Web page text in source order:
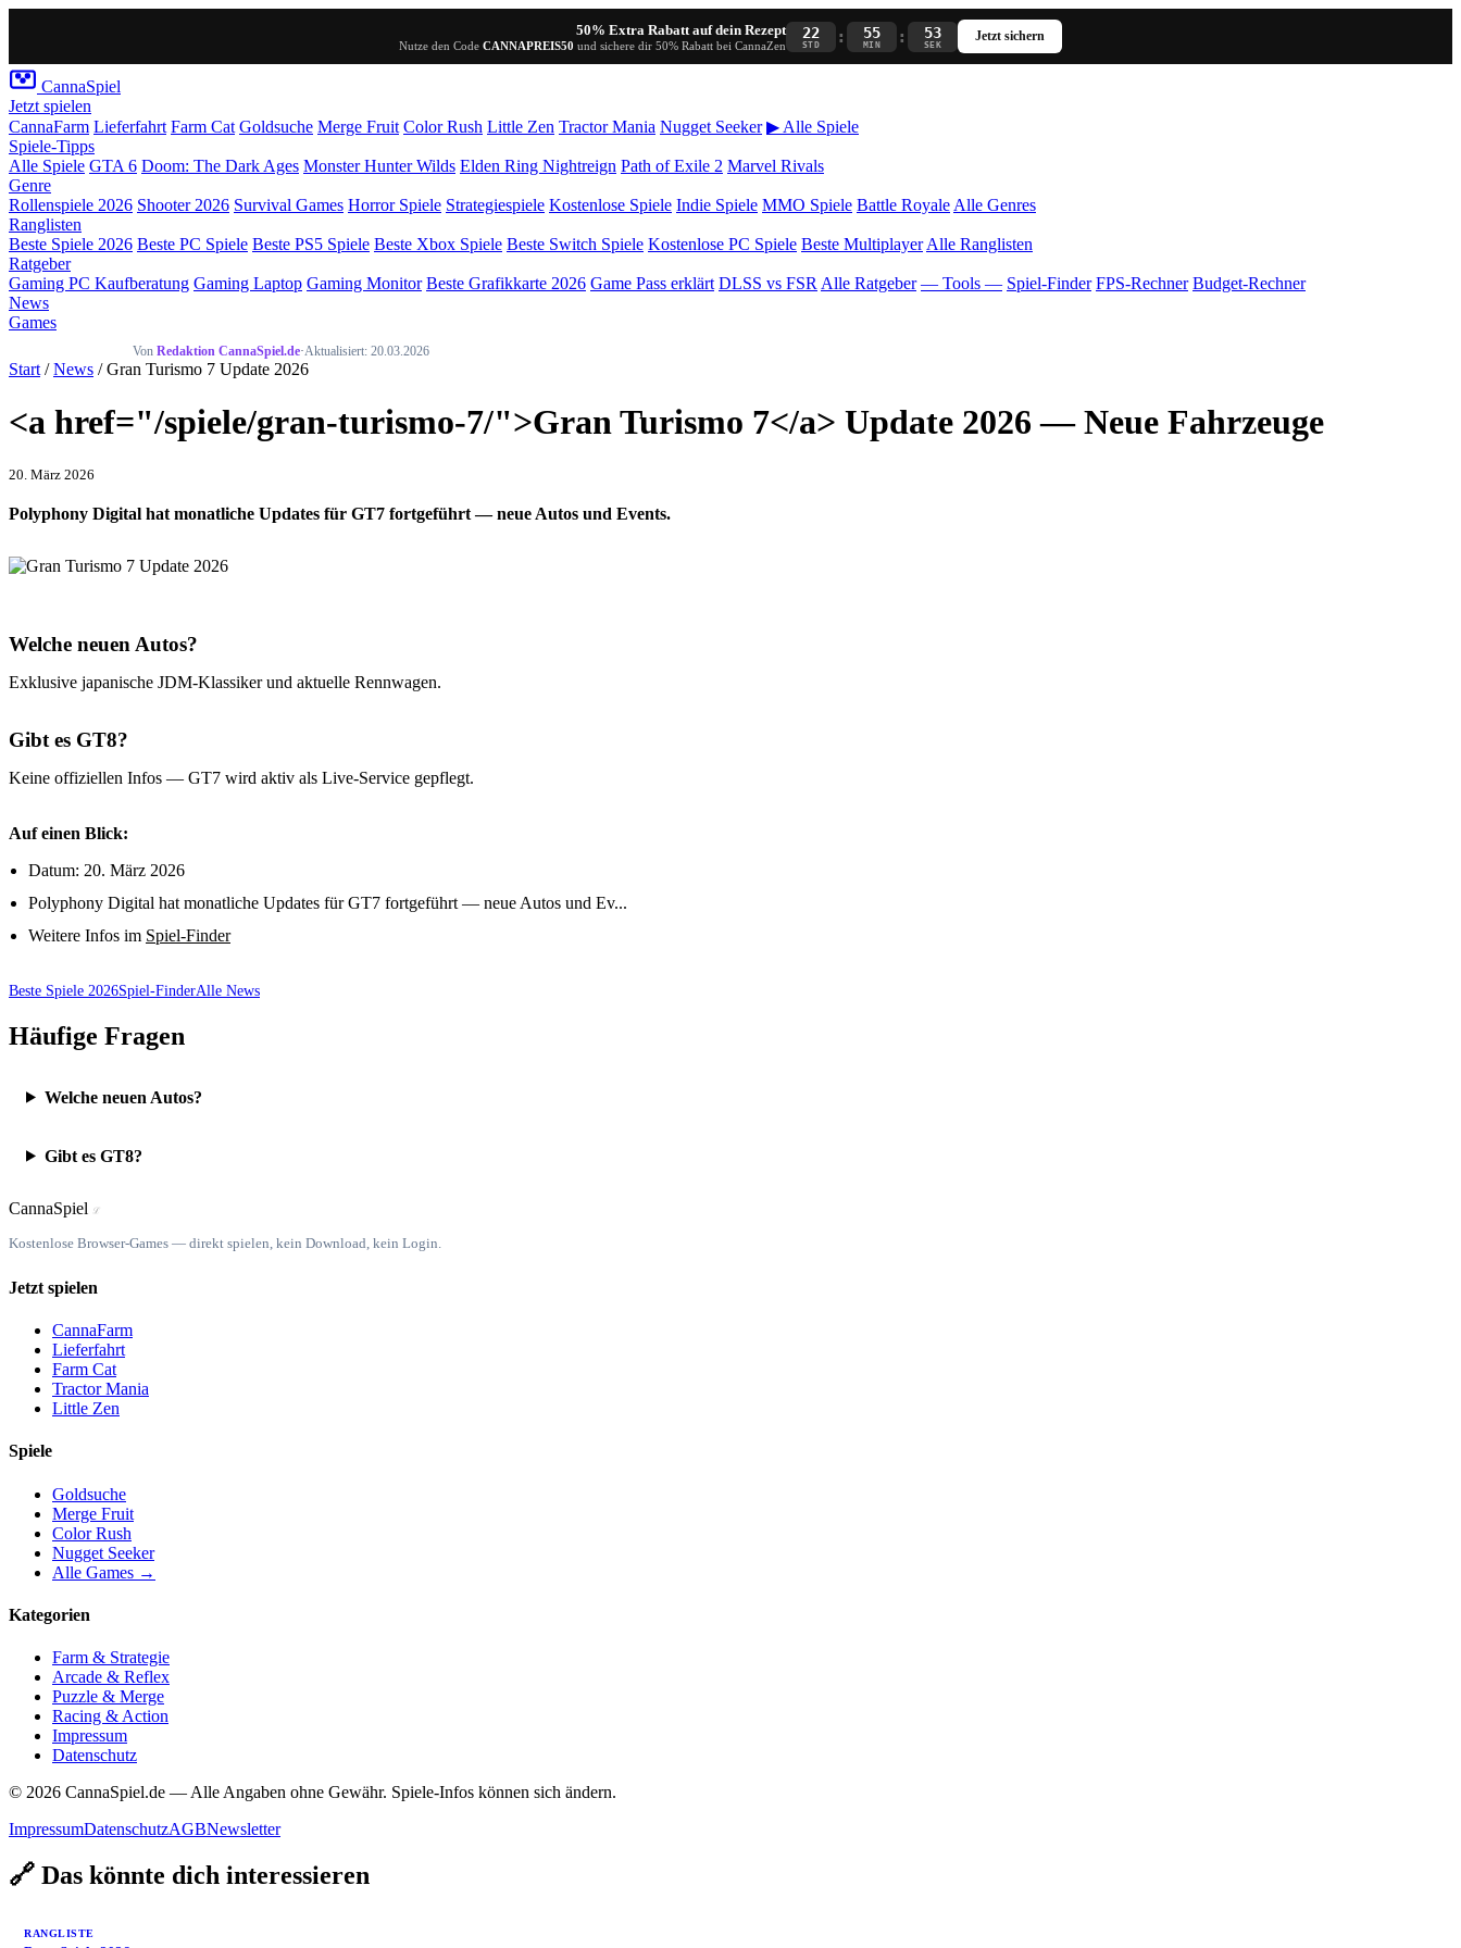
50% Extra Rabatt auf dein Rezept
Nutze den Code CANNAPREIS50 und sichere dir 50% Rabatt bei CannaZen
22
STD : 55
MIN : 53
SEK
Jetzt sichern
CannaSpiel
Jetzt spielen
CannaFarm Lieferfahrt Farm Cat Goldsuche Merge Fruit Color Rush Little Zen Tractor Mania Nugget Seeker ▶ Alle Spiele
Spiele-Tipps
Alle Spiele GTA 6 Doom: The Dark Ages Monster Hunter Wilds Elden Ring Nightreign Path of Exile 2 Marvel Rivals
Genre
Rollenspiele 2026 Shooter 2026 Survival Games Horror Spiele Strategiespiele Kostenlose Spiele Indie Spiele MMO Spiele Battle Royale Alle Genres
Ranglisten
Beste Spiele 2026 Beste PC Spiele Beste PS5 Spiele Beste Xbox Spiele Beste Switch Spiele Kostenlose PC Spiele Beste Multiplayer Alle Ranglisten
Ratgeber
Gaming PC Kaufberatung Gaming Laptop Gaming Monitor Beste Grafikkarte 2026 Game Pass erklärt DLSS vs FSR Alle Ratgeber — Tools — Spiel-Finder FPS-Rechner Budget-Rechner
News
Games
Von Redaktion CannaSpiel.de·Aktualisiert: 20.03.2026
Start /News / Gran Turismo 7 Update 2026
<a href="/spiele/gran-turismo-7/">Gran Turismo 7</a> Update 2026 — Neue Fahrzeuge
20. März 2026
Polyphony Digital hat monatliche Updates für GT7 fortgeführt — neue Autos und Events.
Welche neuen Autos?
Exklusive japanische JDM-Klassiker und aktuelle Rennwagen.
Gibt es GT8?
Keine offiziellen Infos — GT7 wird aktiv als Live-Service gepflegt.
Auf einen Blick:
Datum: 20. März 2026
Polyphony Digital hat monatliche Updates für GT7 fortgeführt — neue Autos und Ev...
Weitere Infos im Spiel-Finder
Beste Spiele 2026Spiel-FinderAlle News
Häufige Fragen
Welche neuen Autos?
Gibt es GT8?
CannaSpiel ℒ
Kostenlose Browser-Games — direkt spielen, kein Download, kein Login.
Jetzt spielen
CannaFarm
Lieferfahrt
Farm Cat
Tractor Mania
Little Zen
Spiele
Goldsuche
Merge Fruit
Color Rush
Nugget Seeker
Alle Games →
Kategorien
Farm & Strategie
Arcade & Reflex
Puzzle & Merge
Racing & Action
Impressum
Datenschutz
© 2026 CannaSpiel.de — Alle Angaben ohne Gewähr. Spiele-Infos können sich ändern.
ImpressumDatenschutzAGBNewsletter
🔗 Das könnte dich interessieren
RANGLISTE